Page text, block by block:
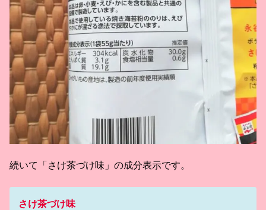
続いて「さけ茶づけ味」の成分表示です。
さけ茶づけ味